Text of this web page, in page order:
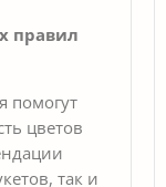
правил
помогут
цветов
так и